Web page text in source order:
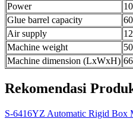
Power
Glue barrel capacity
Air supply
Machine weight
Machine dimension (LxWxH)
Rekomendasi
S-6416YZ Automatic Rigid Box